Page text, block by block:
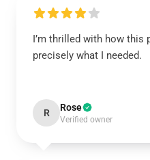
I’m thrilled with how this
precisely what I needed.
R Rose
Verified owner